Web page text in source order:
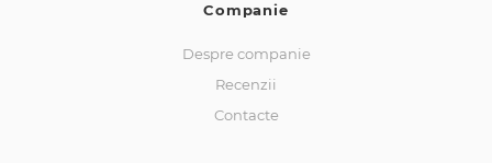
Companie
Despre companie
Recenzii
Contacte